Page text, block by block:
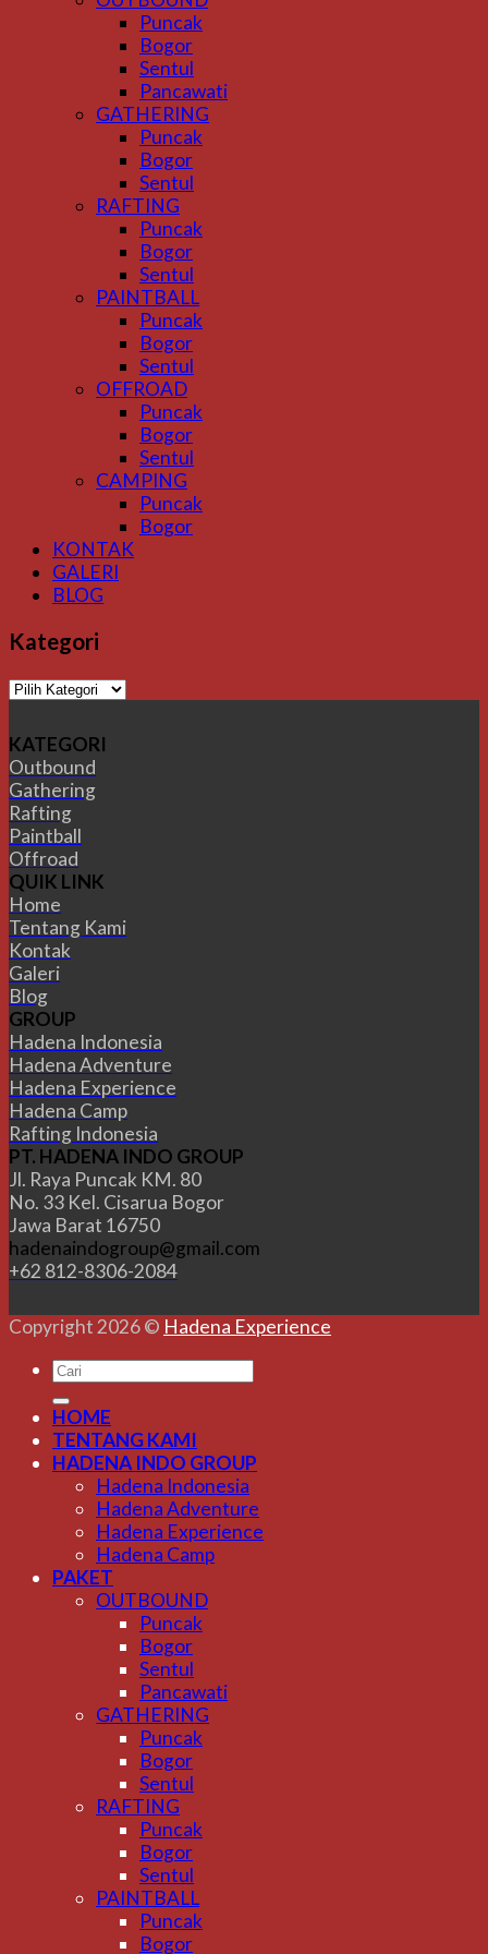
Puncak
Bogor
Sentul
Pancawati
GATHERING
Puncak
Bogor
Sentul
RAFTING
Puncak
Bogor
Sentul
PAINTBALL
Puncak
Bogor
Sentul
OFFROAD
Puncak
Bogor
Sentul
CAMPING
Puncak
Bogor
KONTAK
GALERI
BLOG
Kategori
Kategori
KATEGORI
Outbound
Gathering
Rafting
Paintball
Offroad
QUIK LINK
Home
Tentang Kami
Kontak
Galeri
Blog
GROUP
Hadena Indonesia
Hadena Adventure
Hadena Experience
Hadena Camp
Rafting Indonesia
PT. HADENA INDO GROUP
Jl. Raya Puncak KM. 80
No. 33 Kel. Cisarua Bogor
Jawa Barat 16750
hadenaindogroup@gmail.com
+62 812-8306-2084
Copyright 2026 © Hadena Experience
HOME
TENTANG KAMI
HADENA INDO GROUP
Hadena Indonesia
Hadena Adventure
Hadena Experience
Hadena Camp
PAKET
OUTBOUND
Puncak
Bogor
Sentul
Pancawati
GATHERING
Puncak
Bogor
Sentul
RAFTING
Puncak
Bogor
Sentul
PAINTBALL
Puncak
Bogor